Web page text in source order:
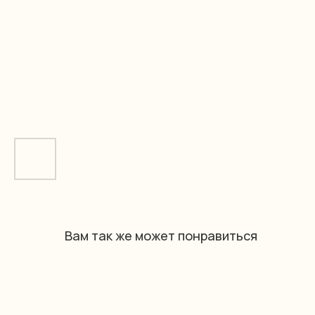
Вам так же может понравиться